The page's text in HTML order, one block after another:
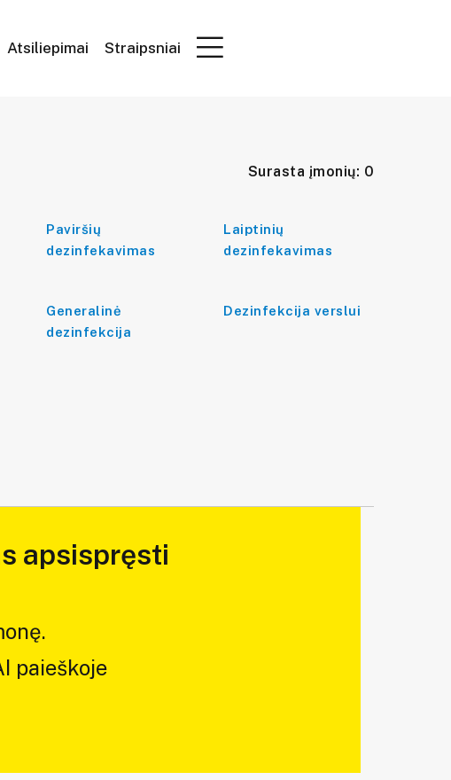
Atsiliepimai Straipsniai
Surasta įmonių: 0
Paviršių
dezinfekavimas
Laiptinių
dezinfekavimas
Generalinė
dezinfekcija
Dezinfekcija verslui
apsispręsti
paieškoje